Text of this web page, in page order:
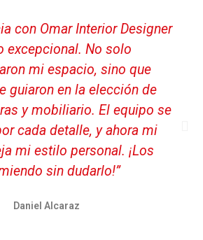
con Omar Interior Designer
excepcional. No solo
mi espacio, sino que
guiaron en la elección de
y mobiliario. El equipo se
cada detalle, y ahora mi
mi estilo personal. ¡Los
sin dudarlo!”
Daniel Alcaraz